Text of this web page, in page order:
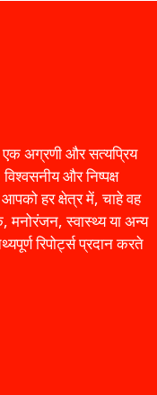
अग्रणी और सत्यप्रिय
और निष्पक्ष
हर क्षेत्र में, चाहे वह
मनोरंजन, स्वास्थ्य या अन्य
रिपोर्ट्स प्रदान करते